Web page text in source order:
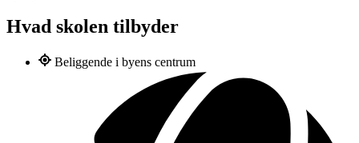
Hvad skolen tilbyder
Beliggende i byens centrum